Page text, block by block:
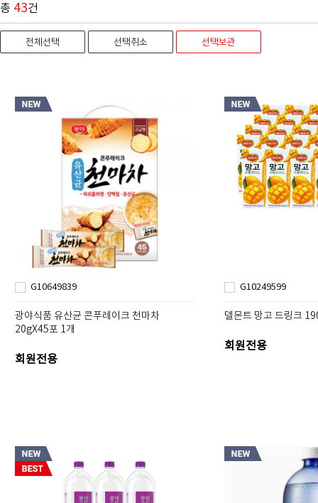
총 43건
G10649839
광야식품 유산균 콘푸레이크 천마차
20gX45포 1개
회원전용
G10249599
델몬트 망고 드링크
회원전용